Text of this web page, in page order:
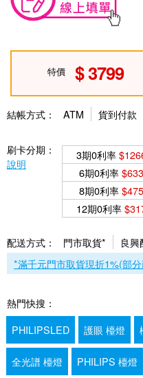
特價 3799
結帳方式： ATM 貨到付款
刷卡分期：
說明
3期0利率
6期0利率$633
8期0利率$475
12期0利率
配送方式： 門市取貨*
良興
*滿千元門市取貨現折1%(部
熱門快搜：
PHILIPSLED
護眼 檯燈
全光譜 檯燈 PHILIPS 檯燈